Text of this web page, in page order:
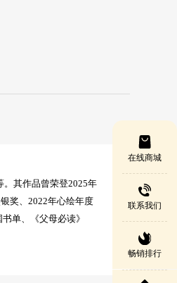
在线商城
联系我们
畅销排行
其作品曾荣登2025年
奖、2022年心绘年度
单、《父母必读》